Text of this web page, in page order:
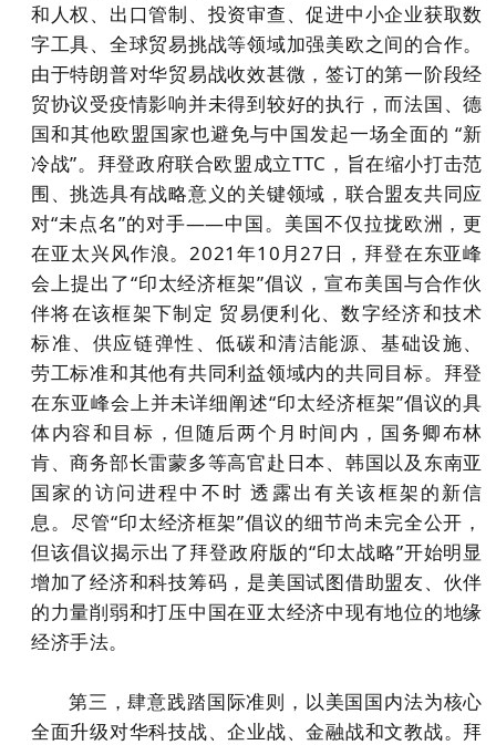
和人权、出口管制、投资审查、促进中小企业获取数
字工具、全球贸易挑战等领域加强美欧之间的合作。
由于特朗普对华贸易战收效甚微，签订的第一阶段经
贸协议受疫情影响并未得到较好的执行，而法国、德
国和其他欧盟国家也避免与中国发起一场全面的 “新
冷战”。拜登政府联合欧盟成立TTC，旨在缩小打击范
围、挑选具有战略意义的关键领域，联合盟友共同应
对“未点名”的对手——中国。美国不仅拉拢欧洲，更
在亚太兴风作浪。2021年10月27日，拜登在东亚峰
会上提出了“印太经济框架”倡议，宣布美国与合作伙
伴将在该框架下制定 贸易便利化、数字经济和技术
标准、供应链弹性、低碳和清洁能源、基础设施、
劳工标准和其他有共同利益领域内的共同目标。拜登
在东亚峰会上并未详细阐述“印太经济框架”倡议的具
体内容和目标，但随后两个月时间内，国务卿布林
肯、商务部长雷蒙多等高官赴日本、韩国以及东南亚
国家的访问进程中不时 透露出有关该框架的新信
息。尽管“印太经济框架”倡议的细节尚未完全公开，
但该倡议揭示出了拜登政府版的“印太战略”开始明显
增加了经济和科技筹码，是美国试图借助盟友、伙伴
的力量削弱和打压中国在亚太经济中现有地位的地缘
经济手法。
第三，肆意践踏国际准则，以美国国内法为核心
全面升级对华科技战、企业战、金融战和文教战。拜